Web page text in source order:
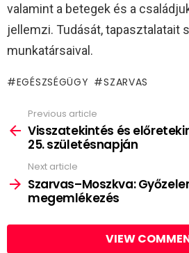
valamint a betegek és a
jellemzi. Tudását, tapasztalatait
munkatársaival.
EGÉSZSÉGÜGY SZARVAS
more
Previous article
Visszatekintés és
25. születésnapján
Next article
Szarvas–Moszkva:
megemlékezés
VIEW